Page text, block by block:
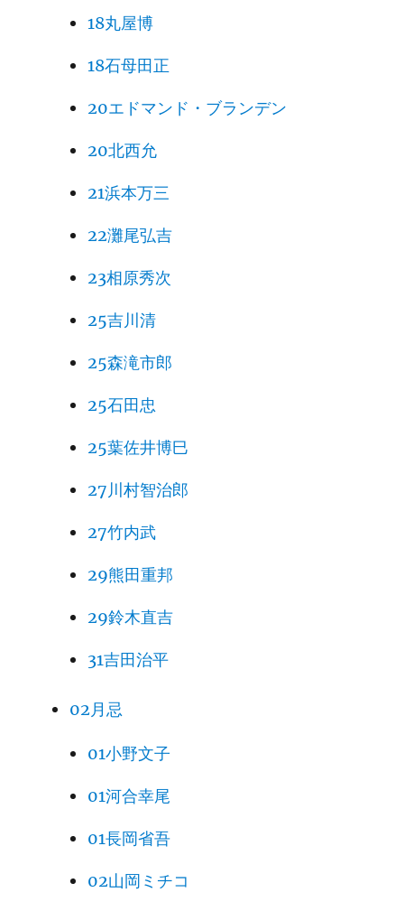
18丸屋博
18石母田正
20エドマンド・ブランデン
20北西允
21浜本万三
22灘尾弘吉
23相原秀次
25吉川清
25森滝市郎
25石田忠
25葉佐井博巳
27川村智治郎
27竹内武
29熊田重邦
29鈴木直吉
31吉田治平
02月忌
01小野文子
01河合幸尾
01長岡省吾
02山岡ミチコ